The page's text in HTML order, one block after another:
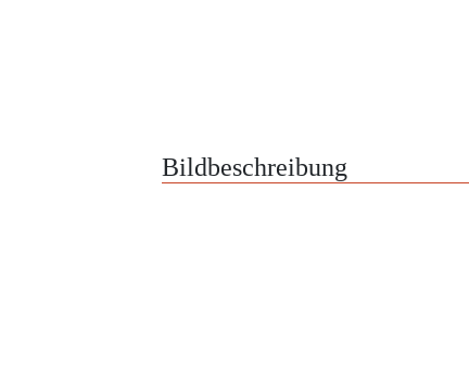
Bildbeschreibung